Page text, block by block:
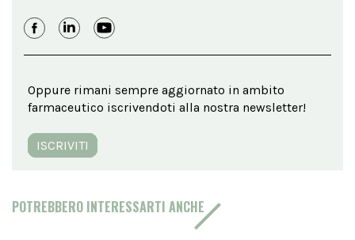
Oppure rimani sempre aggiornato in ambito
farmaceutico iscrivendoti alla nostra newsletter!
ISCRIVITI
POTREBBERO INTERESSARTI ANCHE